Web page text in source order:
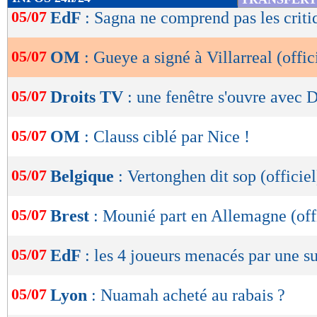
de
OK
05/07 EdF : Sagna ne comprend pas les
05/07 OM : Gueye a signé à Villarreal
05/07 Droits TV : une fenêtre s'ouvre avec
05/07 OM : Clauss ciblé par Nice !
05/07 Belgique : Vertonghen dit sop
05/07 Brest : Mounié part en Allemagne
05/07 EdF : les 4 joueurs menacés par une
05/07 Lyon : Nuamah acheté au rabais ?